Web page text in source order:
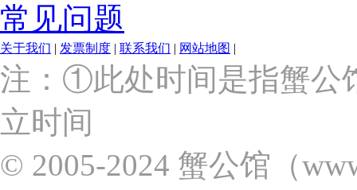
常见问题
关于我们 | 发票制度 | 联系我们 | 网站地图 |
上
海
市
浦
东
区
注：①此处时间是指蟹公
立时间
© 2005-2024 蟹公馆（